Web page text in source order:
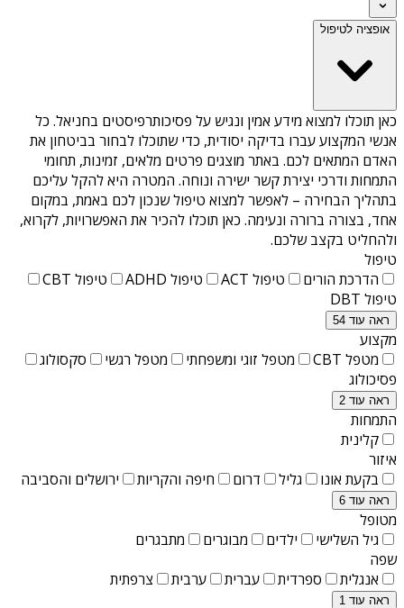
אופציה לטיפול
כאן תוכלו למצוא מידע אמין ונגיש על פסיכותרפיסטים בחניאל. כל
אנשי המקצוע עברו בדיקה יסודית, כדי שתוכלו לבחור בביטחון את
האדם המתאים לכם. באתר מוצגים פרטים מלאים, זמינות, תחומי
התמחות ודרכי יצירת קשר ישירה ונוחה. המטרה היא להקל עליכם
בתהליך הבחירה – לאפשר למצוא טיפול שנכון לכם באמת, במקום
אחד, בצורה ברורה ונעימה. כאן תוכלו להכיר את האפשרויות, לקרוא,
ולהחליט בקצב שלכם.
טיפול
הדרכת הורים
טיפול ACT טיפול ADHD
טיפול CBT
טיפול DBT
ראה עוד 54
מקצוע
מטפל CBT
מטפל זוגי ומשפחתי מטפל רגשי
סקסולוג
פסיכולוג
ראה עוד 2
התמחות
קלינית
איזור
בקעת אונו
גליל דרום חיפה והקריות ירושלים והסביבה
ראה עוד 6
מטופל
גיל השלישי
ילדים מבוגרים
מתבגרים
שפה
אנגלית
ספרדית עברית ערבית צרפתית
ראה עוד 1